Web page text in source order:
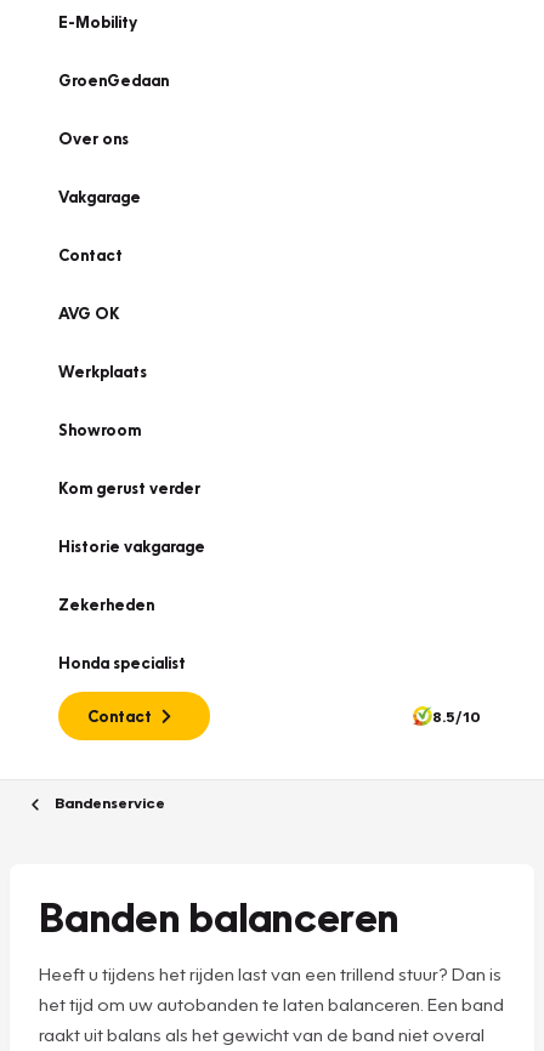
E-Mobility
GroenGedaan
Over ons
Vakgarage
Contact
AVG OK
Werkplaats
Showroom
Kom gerust verder
Historie vakgarage
Zekerheden
Honda specialist
Contact 8.5/10
Bandenservice
Banden balanceren
Heeft u tijdens het rijden last van een trillend stuur? Dan is
het tijd om uw autobanden te laten balanceren. Een band
raakt uit balans als het gewicht van de band niet overal